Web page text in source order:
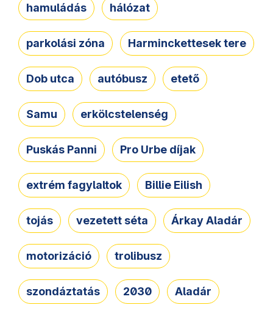
hamuládás hálózat
parkolási zóna Harminckettesek tere
Dob utca autóbusz etető
Samu erkölcstelenség
Puskás Panni Pro Urbe díjak
extrém fagylaltok Billie Eilish
tojás vezetett séta Árkay Aladár
motorizáció trolibusz
szondáztatás 2030 Aladár